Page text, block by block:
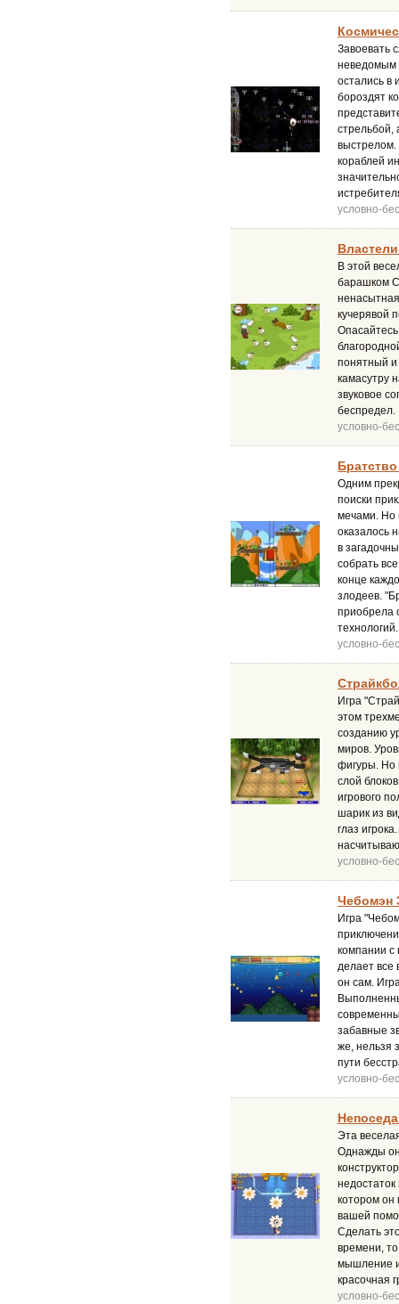
Завоевать
неведомым
остались в
бороздят
стрельбой,
кораблей
условно-
В этой
барашком
кучерявой
понятный и
камасутру
звуковое
беспредел.
условно-
Одним
поиски
мечами. Но
оказалось
в
собрать
конце
злодеев.
приобрела
условно-
Игра
этом
созданию
миров.
фигуры. Но
слой
игрового
шарик из
глаз
условно-
Чебомэн
Игра
компании с
делает все
он сам.
забавные
же, нельзя
пути
условно-
Эта
Однажды он
котором он
вашей
Сделать
времени,
мышление
красочная
условно-